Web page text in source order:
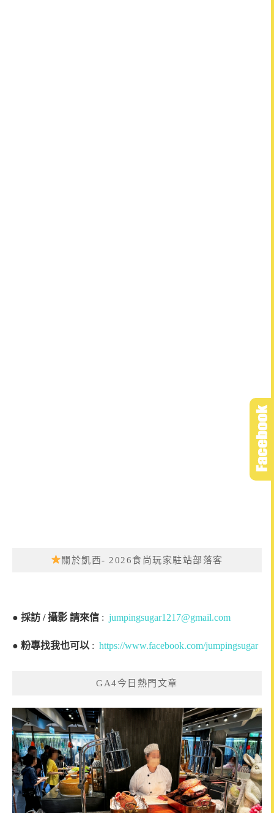
關於凱西- 2026食尚玩家駐站部落客
● 採訪 / 攝影 請來信 : jumpingsugar1217@gmail.com
● 粉專找我也可以 : https://www.facebook.com/jumpingsugar
GA4今日熱門文章